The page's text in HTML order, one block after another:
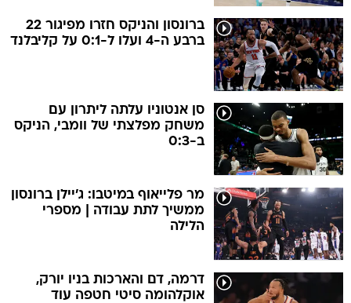
ברונסון והניקס חזרו מפיגור 22
ברבע ה-4 ועלו ל-0:1 על קליבלנד
סן אנטוניו עלתה ליתרון עם
משחק מפלצתי של וומבי, הניקס
ב-0:3
מר פלייאוף במיטבו: ג'יילן ברונסון
ממשיך לתת עבודה | מספרי
הלילה
דרמה, דם והארכות בניו יורק,
אוקלהומה סיטי חטפה עוד